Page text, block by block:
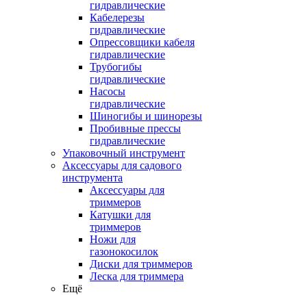
гидравлические
Кабелерезы
гидравлические
Опрессовщики кабеля
гидравлические
Трубогибы
гидравлические
Насосы
гидравлические
Шиногибы и шинорезы
Пробивные прессы
гидравлические
Упаковочный инструмент
Аксессуары для садового
инструмента
Аксессуары для
триммеров
Катушки для
триммеров
Ножи для
газонокосилок
Диски для триммеров
Леска для триммера
Ещё